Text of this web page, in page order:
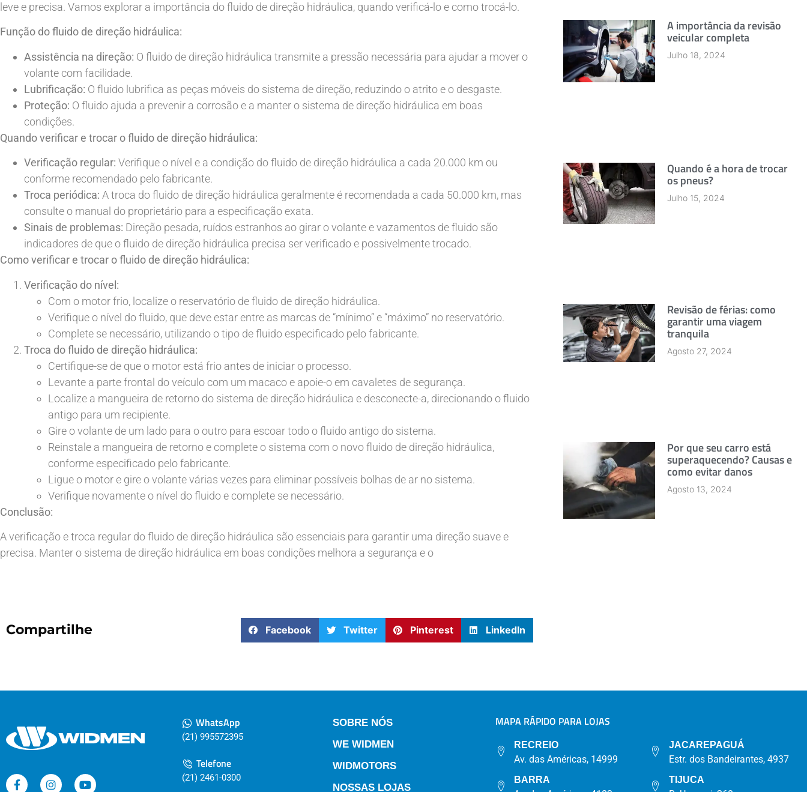
leve e precisa. Vamos explorar a importância do fluido de direção hidráulica, quando verificá-lo e como trocá-lo.
Função do fluido de direção hidráulica:
Assistência na direção: O fluido de direção hidráulica transmite a pressão necessária para ajudar a mover o
volante com facilidade.
Lubrificação: O fluido lubrifica as peças móveis do sistema de direção, reduzindo o atrito e o desgaste.
Proteção: O fluido ajuda a prevenir a corrosão e a manter o sistema de direção hidráulica em boas
condições.
Quando verificar e trocar o fluido de direção hidráulica:
Verificação regular: Verifique o nível e a condição do fluido de direção hidráulica a cada 20.000 km ou
conforme recomendado pelo fabricante.
Troca periódica: A troca do fluido de direção hidráulica geralmente é recomendada a cada 50.000 km, mas
consulte o manual do proprietário para a especificação exata.
Sinais de problemas: Direção pesada, ruídos estranhos ao girar o volante e vazamentos de fluido são
indicadores de que o fluido de direção hidráulica precisa ser verificado e possivelmente trocado.
Como verificar e trocar o fluido de direção hidráulica:
Verificação do nível:
Com o motor frio, localize o reservatório de fluido de direção hidráulica.
Verifique o nível do fluido, que deve estar entre as marcas de “mínimo” e “máximo” no reservatório.
Complete se necessário, utilizando o tipo de fluido especificado pelo fabricante.
Troca do fluido de direção hidráulica:
Certifique-se de que o motor está frio antes de iniciar o processo.
Levante a parte frontal do veículo com um macaco e apoie-o em cavaletes de segurança.
Localize a mangueira de retorno do sistema de direção hidráulica e desconecte-a, direcionando o fluido
antigo para um recipiente.
Gire o volante de um lado para o outro para escoar todo o fluido antigo do sistema.
Reinstale a mangueira de retorno e complete o sistema com o novo fluido de direção hidráulica,
conforme especificado pelo fabricante.
Ligue o motor e gire o volante várias vezes para eliminar possíveis bolhas de ar no sistema.
Verifique novamente o nível do fluido e complete se necessário.
Conclusão:
A verificação e troca regular do fluido de direção hidráulica são essenciais para garantir uma direção suave e
precisa. Manter o sistema de direção hidráulica em boas condições melhora a segurança e o
Compartilhe Facebook Twitter Pinterest LinkedIn
A importância da revisão
veicular completa
Julho 18, 2024
Quando é a hora de trocar
os pneus?
Julho 15, 2024
Revisão de férias: como
garantir uma viagem
tranquila
Agosto 27, 2024
Por que seu carro está
superaquecendo? Causas e
como evitar danos
Agosto 13, 2024
WhatsApp
(21) 995572395
Telefone
(21) 2461-0300
SOBRE NÓS
WE WIDMEN
WIDMOTORS
NOSSAS LOJAS
MAPA RÁPIDO PARA LOJAS
RECREIO
Av. das Américas, 14999
BARRA
JACAREPAGUÁ
Estr. dos Bandeirantes, 4937
TIJUCA